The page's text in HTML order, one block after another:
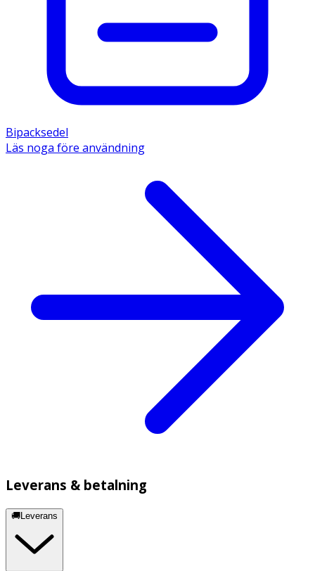
Bipacksedel
Läs noga före användning
Leverans & betalning
🚚Leverans